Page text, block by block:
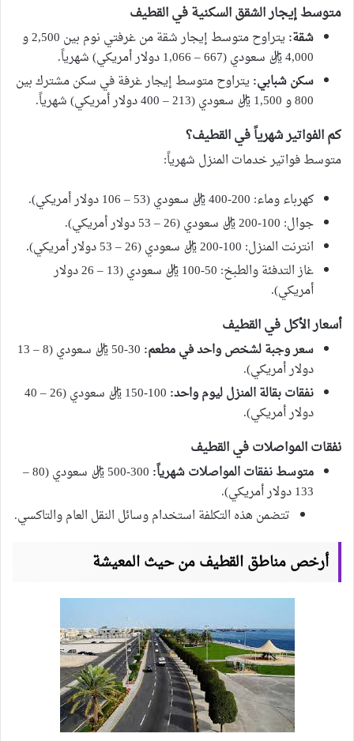
متوسط إيجار الشقق السكنية في القطيف
شقة:
يتراوح متوسط إيجار شقة من غرفتي نوم بين 2,500 و
4,000 ريال سعودي (667 – 1,066 دولار أمريكي) شهرياً.
سكن شبابي:يتراوح متوسط إيجار غرفة في سكن مشترك بين
800 و 1,500 ريال سعودي (213 – 400 دولار أمريكي) شهرياً.
كم الفواتير شهرياً في القطيف؟
متوسط فواتير خدمات المنزل شهرياً:
كهرباء وماء: 200-400 ريال سعودي (53 – 106 دولار أمريكي).
جوال: 100-200 ريال سعودي (26 – 53 دولار أمريكي).
انترنت المنزل: 100-200 ريال سعودي (26 – 53 دولار أمريكي).
غاز التدفئة والطبخ: 50-100 ريال سعودي (13 – 26 دولار
أمريكي).
أسعار الأكل في القطيف
سعر وجبة لشخص واحد في مطعم:
30-50 ريال سعودي (8 – 13
دولار أمريكي).
نفقات بقالة المنزل ليوم واحد:
100-150 ريال سعودي (26 – 40
دولار أمريكي).
نفقات المواصلات في القطيف
متوسط نفقات المواصلات شهرياً:
300-500 ريال سعودي (80 –
133 دولار أمريكي).
تتضمن هذه التكلفة استخدام وسائل النقل العام والتاكسي.
أرخص مناطق القطيف من حيث المعيشة